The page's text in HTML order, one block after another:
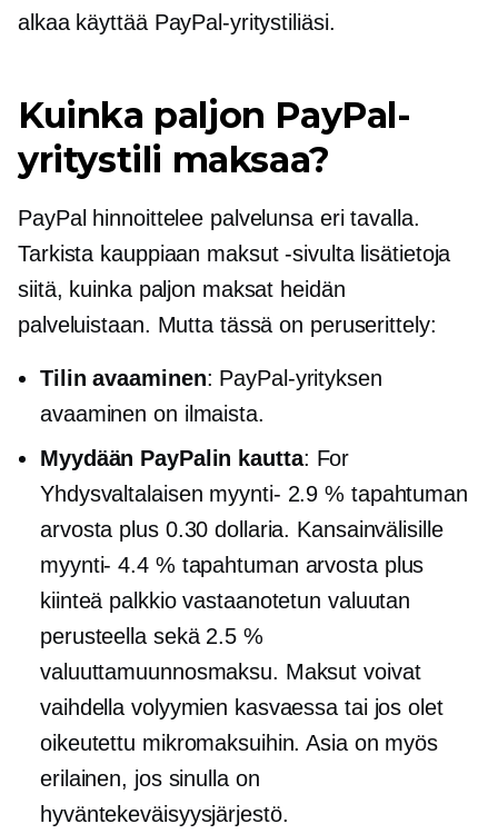
alkaa käyttää PayPal-yritystiliäsi.
Kuinka paljon PayPal-
yritystili maksaa?
PayPal hinnoittelee palvelunsa eri tavalla.
Tarkista kauppiaan maksut -sivulta lisätietoja
siitä, kuinka paljon maksat heidän
palveluistaan. Mutta tässä on peruserittely:
Tilin avaaminen: PayPal-yrityksen
avaaminen on ilmaista.
Myydään PayPalin kautta: For
Yhdysvaltalaisen myynti- 2.9 % tapahtuman
arvosta plus 0.30 dollaria. Kansainvälisille
myynti- 4.4 % tapahtuman arvosta plus
kiinteä palkkio vastaanotetun valuutan
perusteella sekä 2.5 %
valuuttamuunnosmaksu. Maksut voivat
vaihdella volyymien kasvaessa tai jos olet
oikeutettu mikromaksuihin. Asia on myös
erilainen, jos sinulla on
hyväntekeväisyysjärjestö.